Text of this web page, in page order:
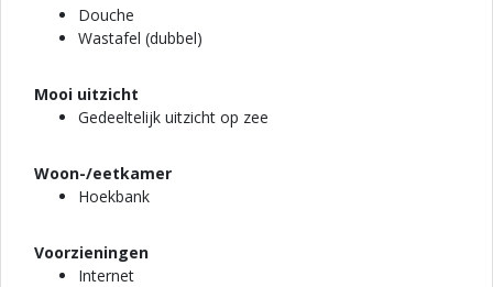
Douche
Wastafel (dubbel)
Mooi uitzicht
Gedeeltelijk uitzicht op zee
Woon-/eetkamer
Hoekbank
Voorzieningen
Internet